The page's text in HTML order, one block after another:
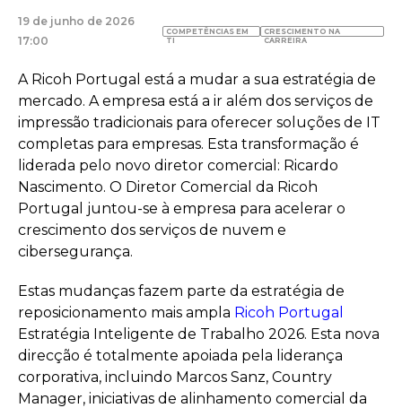
19 de junho de 2026
17:00
COMPETÊNCIAS EM
TI
CRESCIMENTO NA
CARREIRA
A Ricoh Portugal está a mudar a sua estratégia de
mercado. A empresa está a ir além dos serviços de
impressão tradicionais para oferecer soluções de IT
completas para empresas. Esta transformação é
liderada pelo novo diretor comercial: Ricardo
Nascimento. O Diretor Comercial da Ricoh
Portugal juntou-se à empresa para acelerar o
crescimento dos serviços de nuvem e
cibersegurança.
Estas mudanças fazem parte da estratégia de
reposicionamento mais ampla Ricoh Portugal
Estratégia Inteligente de Trabalho 2026. Esta nova
direcção é totalmente apoiada pela liderança
corporativa, incluindo Marcos Sanz, Country
Manager, iniciativas de alinhamento comercial da